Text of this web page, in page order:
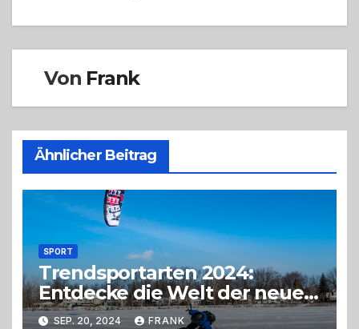
Von Frank
Ähnlicher Beitrag
SPORT
Trendsportarten 2024:
Entdecke die Welt der neuen
Funsport-Highlights
SEP. 20, 2024 FRANK